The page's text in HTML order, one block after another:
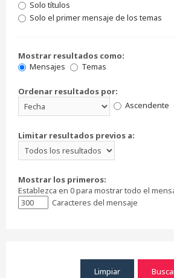
Solo títulos
Solo el primer mensaje de los temas
Mostrar resultados como:
Mensajes
Temas
Ordenar resultados por:
Ascendente
Limitar resultados previos a:
Mostrar los primeros:
Establezca en 0 para mostrar todo el
Caracteres del mensaje